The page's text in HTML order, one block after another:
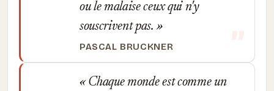
ou le malaise ceux qui n'y
souscrivent pas.
PASCAL BRUCKNER
Chaque monde est comme un